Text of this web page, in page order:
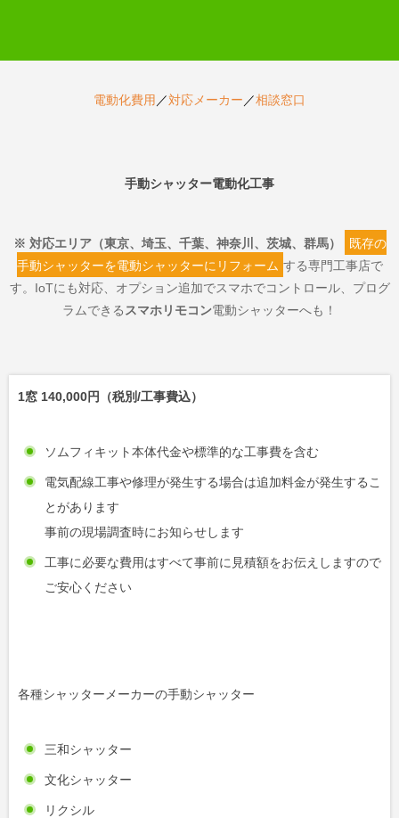
電動化費用 ／対応メーカー ／相談窓口
手動シャッター電動化工事
※ 対応エリア（東京、埼玉、千葉、神奈川、茨城、群馬）
既存の
手動シャッターを電動シャッターにリフォーム する専門工事店で
す。IoTにも対応、オプション追加でスマホでコントロール、プログ
ラムできる スマホリモコン電動シャッターへも！
1窓 140,000円（税別/工事費込）
ソムフィキット本体代金や標準的な工事費を含む
電気配線工事や修理が発生する場合は追加料金が発生するこ
とがあります
事前の現場調査時にお知らせします
工事に必要な費用はすべて事前に見積額をお伝えしますので
ご安心ください
各種シャッターメーカーの手動シャッター
三和シャッター
文化シャッター
リクシル